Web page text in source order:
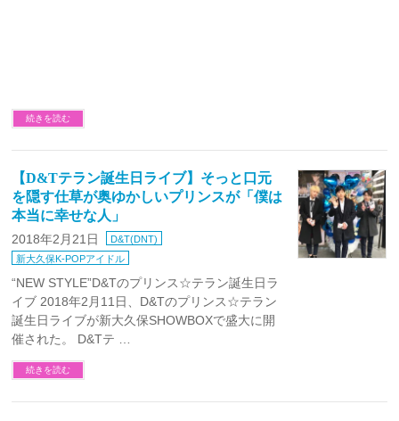
続きを読む
【D&Tテラン誕生日ライブ】そっと口元
を隠す仕草が奥ゆかしいプリンスが「僕は
本当に幸せな人」
2018年2月21日
D&T(DNT)
新大久保K-POPアイドル
“NEW STYLE”D&Tのプリンス☆テラン誕生日ラ
イブ 2018年2月11日、D&Tのプリンス☆テラン
誕生日ライブが新大久保SHOWBOXで盛大に開
催された。 D&Tテ …
続きを読む